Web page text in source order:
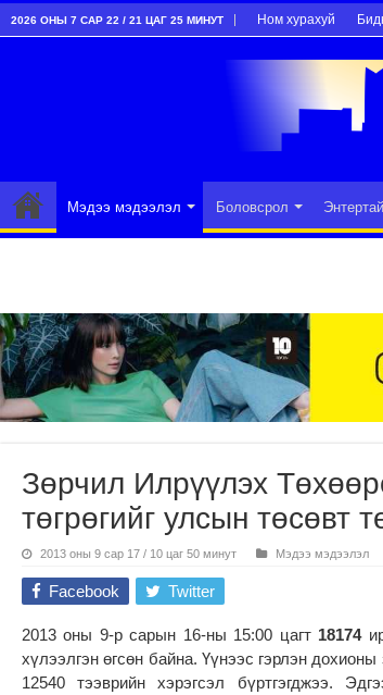
2026 ОНЫ 7 САР 22 / 21 ЦАГ 25 МИНУТ Ном хурахуй
Мэдээ мэдээлэл Боловсрол
Зөрчил Илрүүлэх
төгрөгийг улсын төсөвт
2013 оны 9 сар 17 / 10 цаг 50 минут Мэдээ мэдээлэл
Facebook Twitter
2013 оны 9-р сарын 16-ны 15:00 цагт 18174
хүлээлгэн өгсөн байна. Үүнээс гэрлэн
12540 тээврийн хэрэгсэл бүртгэгджээ.